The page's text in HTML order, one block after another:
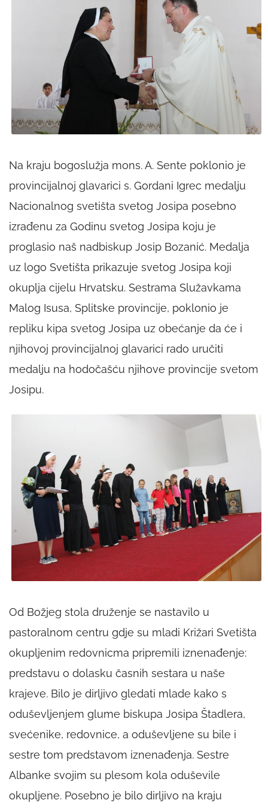
Na kraju bogoslužja mons. A. Sente poklonio je
provincijalnoj glavarici s. Gordani Igrec medalju
Nacionalnog svetišta svetog Josipa posebno
izrađenu za Godinu svetog Josipa koju je
proglasio naš nadbiskup Josip Bozanić. Medalja
uz logo Svetišta prikazuje svetog Josipa koji
okuplja cijelu Hrvatsku. Sestrama Služavkama
Malog Isusa, Splitske provincije, poklonio je
repliku kipa svetog Josipa uz obećanje da će i
njihovoj provincijalnoj glavarici rado uručiti
medalju na hodočašću njihove provincije svetom
Josipu.
Od Božjeg stola druženje se nastavilo u
pastoralnom centru gdje su mladi Križari Svetišta
okupljenim redovnicma pripremili iznenađenje:
predstavu o dolasku časnih sestara u naše
krajeve. Bilo je dirljivo gledati mlade kako s
oduševljenjem glume biskupa Josipa Štadlera,
svećenike, redovnice, a oduševljene su bile i
sestre tom predstavom iznenađenja. Sestre
Albanke svojim su plesom kola oduševile
okupljene. Posebno je bilo dirljivo na kraju